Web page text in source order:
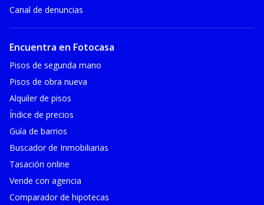
Canal de denuncias
Encuentra en Fotocasa
Pisos de segunda mano
Pisos de obra nueva
Alquiler de pisos
Índice de precios
Guía de barrios
Buscador de Inmobiliarias
Tasación online
Vende con agencia
Comparador de hipotecas